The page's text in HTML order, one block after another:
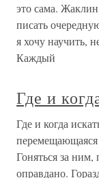
это сама.
писать
я хочу научить,
Каждый
Где и
Где и когда
Гоняться за ним,
оправдано.